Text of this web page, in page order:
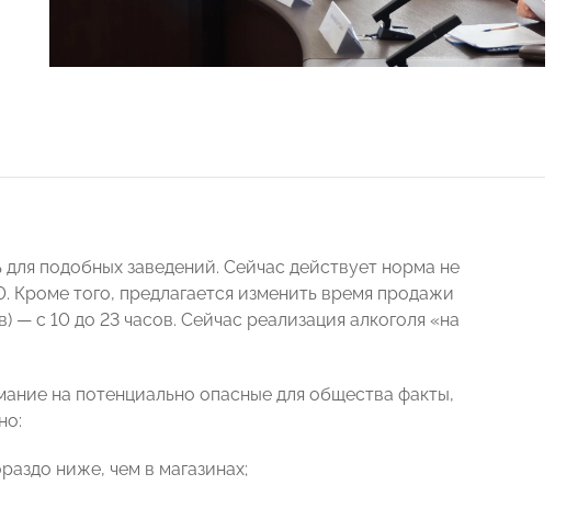
подобных заведений. Сейчас действует норма не
Кроме того, предлагается изменить время продажи
— с 10 до 23 часов. Сейчас реализация алкоголя «на
на потенциально опасные для общества факты,
ниже, чем в магазинах;